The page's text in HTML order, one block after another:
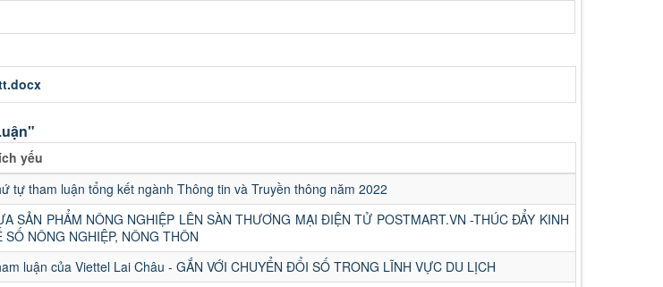
yếu
tự tham luận tổng kết ngành Thông tin và Truyền thông năm 2022
SẢN PHẨM NÔNG NGHIỆP LÊN SÀN THƯƠNG MẠI ĐIỆN TỬ POSTMART.VN -THÚC ĐẨY KINH
SỐ NÔNG NGHIỆP, NÔNG THÔN
luận của Viettel Lai Châu - GẮN VỚI CHUYỂN ĐỔI SỐ TRONG LĨNH VỰC DU LỊCH